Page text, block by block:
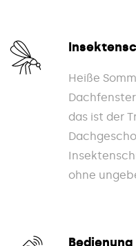
Heiße
das ist der
ohne
Bedienung